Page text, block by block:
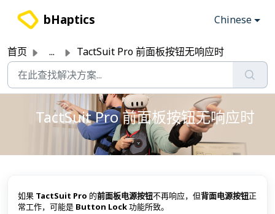
bHaptics Chinese
首页 ... TactSuit Pro 前面板按钮无响应时
TactSuit Pro 前面板按钮无响应时
如果 TactSuit Pro 的前面板电源按钮不再响应，但背面电源按钮正
常工作，可能是 Button Lock功能所致。